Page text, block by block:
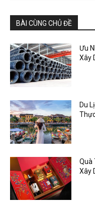
BÀI CÙNG CHỦ ĐỀ
Ưu
Xây
Du
Quà
Xây